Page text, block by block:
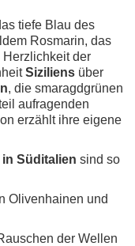
tiefe Blau des
Rosmarin, das
Herzlichkeit der
Siziliens über
, die smaragdgrünen
aufragenden
erzählt ihre eigene
Süditalien sind so
Olivenhainen und
der Wellen